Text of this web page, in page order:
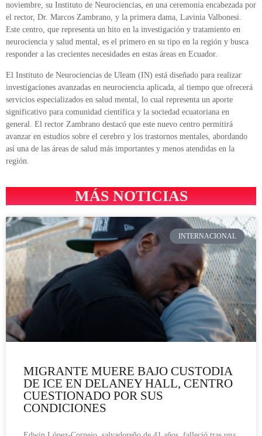
noviembre, su Instituto de Neurociencias, en una ceremonia encabezada por
el rector, Dr. Marcos Zambrano, y la primera dama, Lavinia Valbonesi.
Este centro, que representa un hito en la investigación y tratamiento en
neurociencia y salud mental, es el primero en su tipo en la región y busca
responder a las crecientes necesidades en estas áreas en Ecuador.
El Instituto de Neurociencias de Uleam (IN) está diseñado para realizar
investigaciones avanzadas en neurociencia aplicada, al tiempo que ofrecerá
servicios especializados en salud mental, lo cual representa un aporte
significativo para comunidad científica y la sociedad ecuatoriana en
general. El rector Zambrano destacó que este nuevo centro permitirá
avanzar en estudios sobre el cerebro y los trastornos mentales, abordando
así una de las áreas de salud más importantes y menos atendidas en la
región.
MÁS NOTICIAS
INTERNACIONAL
MIGRANTE MUERE BAJO CUSTODIA
DE ICE EN DELANEY HALL, CENTRO
CUESTIONADO POR SUS
CONDICIONES